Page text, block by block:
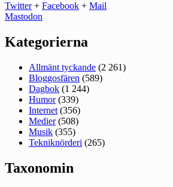
Twitter+ Facebook + Mail
Mastodon
Kategorierna
Allmänt tyckande (2 261)
Bloggosfären (589)
Dagbok (1 244)
Humor(339)
Internet (356)
Medier(508)
Musik (355)
Tekniknörderi (265)
Taxonomin